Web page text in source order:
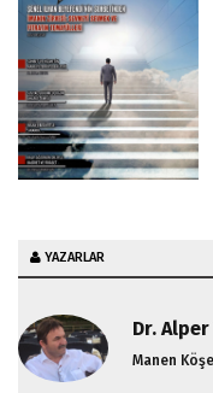
YAZARLAR
Dr.
Manen